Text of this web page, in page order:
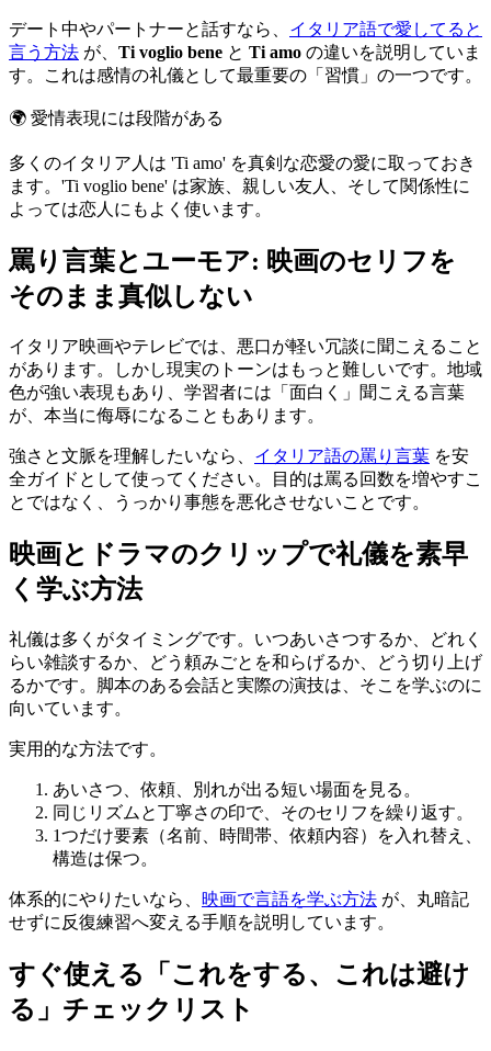
デート中やパートナーと話すなら、 イタリア語で愛してると
言う方法 が、 Ti voglio bene と Ti amo の違いを説明していま
す。これは感情の礼儀として最重要の「習慣」の一つです。
🌍 愛情表現には段階がある
多くのイタリア人は 'Ti amo' を真剣な恋愛の愛に取っておき
ます。'Ti voglio bene' は家族、親しい友人、そして関係性に
よっては恋人にもよく使います。
罵り言葉とユーモア: 映画のセリフを
そのまま真似しない
イタリア映画やテレビでは、悪口が軽い冗談に聞こえること
があります。しかし現実のトーンはもっと難しいです。地域
色が強い表現もあり、学習者には「面白く」聞こえる言葉
が、本当に侮辱になることもあります。
強さと文脈を理解したいなら、 イタリア語の罵り言葉 を安
全ガイドとして使ってください。目的は罵る回数を増やすこ
とではなく、うっかり事態を悪化させないことです。
映画とドラマのクリップで礼儀を素早
く学ぶ方法
礼儀は多くがタイミングです。いつあいさつするか、どれく
らい雑談するか、どう頼みごとを和らげるか、どう切り上げ
るかです。脚本のある会話と実際の演技は、そこを学ぶのに
向いています。
実用的な方法です。
あいさつ、依頼、別れが出る短い場面を見る。
同じリズムと丁寧さの印で、そのセリフを繰り返す。
1つだけ要素（名前、時間帯、依頼内容）を入れ替え、
構造は保つ。
体系的にやりたいなら、 映画で言語を学ぶ方法 が、丸暗記
せずに反復練習へ変える手順を説明しています。
すぐ使える「これをする、これは避け
る」チェックリスト